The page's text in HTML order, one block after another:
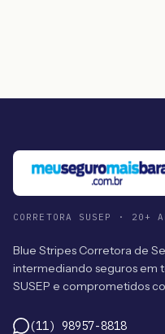
CORRETORA SUSEP · 20+
Blue Stripes Corretora de
intermediando seguros em
SUSEP e comprometidos
(11) 98957-8818